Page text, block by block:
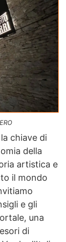
chiave di
della
artistica e
il mondo
e gli
una
di